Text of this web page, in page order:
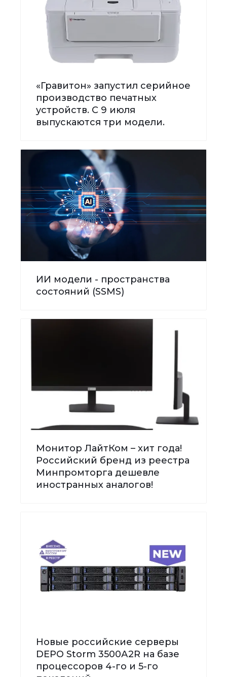
«Гравитон» запустил серийное
производство печатных
устройств. С 9 июля
выпускаются три модели.
ИИ модели - пространства
состояний (SSMS)
Монитор ЛайтКом – хит года!
Российский бренд из реестра
Минпромторга дешевле
иностранных аналогов!
Новые российские серверы
DEPO Storm 3500А2R на базе
процессоров 4-го и 5-го